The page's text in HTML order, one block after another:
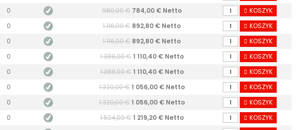
0 980,00 € 784,00 € Netto
KOSZYK
0 1 116,00 € 892,80 € Netto
KOSZYK
0 1 116,00 € 892,80 € Netto
KOSZYK
0 1 388,00 € 1 110,40 € Netto
KOSZYK
0 1 388,00 € 1 110,40 € Netto
KOSZYK
0 1 320,00 € 1 056,00 € Netto
KOSZYK
0 1 320,00 € 1 056,00 € Netto
KOSZYK
0 1 524,00 € 1 219,20 € Netto
KOSZYK